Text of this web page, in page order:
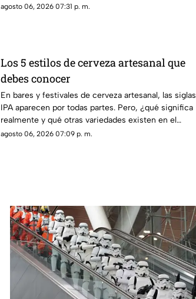
agosto 06, 2026 07:31 p. m.
Los 5 estilos de cerveza artesanal que
debes conocer
En bares y festivales de cerveza artesanal, las siglas
IPA aparecen por todas partes. Pero, ¿qué significa
realmente y qué otras variedades existen en el
mundo?
agosto 06, 2026 07:09 p. m.